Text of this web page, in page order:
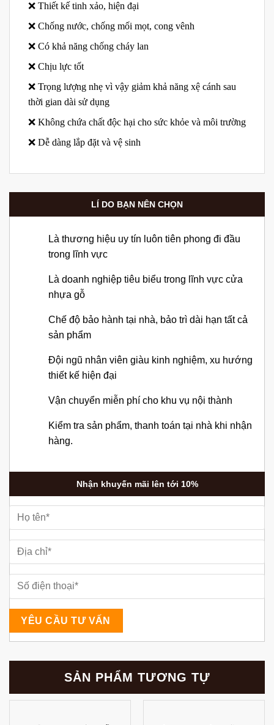
❌ Thiết kế tinh xảo, hiện đại
❌ Chống nước, chống mối mọt, cong vênh
❌ Có khả năng chống cháy lan
❌ Chịu lực tốt
❌ Trọng lượng nhẹ vì vậy giảm khả năng xệ cánh sau
thời gian dài sử dụng
❌ Không chứa chất độc hại cho sức khỏe và môi trường
❌ Dễ dàng lắp đặt và vệ sinh
LÍ DO BẠN NÊN CHỌN
Là thương hiệu uy tín luôn tiên phong đi đầu
trong lĩnh vực
Là doanh nghiệp tiêu biểu trong lĩnh vực cửa
nhựa gỗ
Chế độ bảo hành tại nhà, bảo trì dài hạn tất cả
sản phẩm
Đội ngũ nhân viên giàu kinh nghiệm, xu hướng
thiết kế hiện đại
Vận chuyển miễn phí cho khu vụ nội thành
Kiểm tra sản phẩm, thanh toán tại nhà khi nhận
hàng.
Nhận khuyến mãi lên tới 10%
SẢN PHẨM TƯƠNG TỰ